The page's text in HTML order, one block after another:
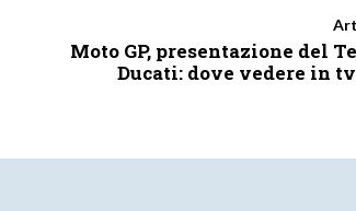
Moto GP, presentazione del
Ducati: dove vedere in